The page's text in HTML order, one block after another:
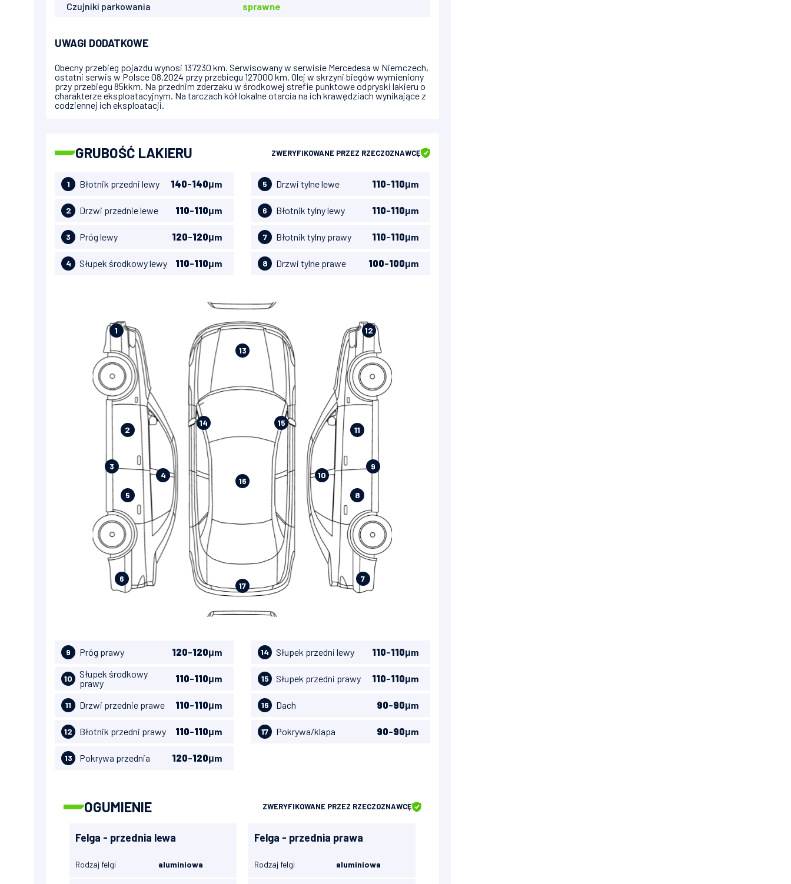
Czujniki parkowania
sprawne
UWAGI DODATKOWE
Obecny przebieg pojazdu wynosi 137230 km. Serwisowany w serwisie Mercedesa w Niemczech,
ostatni serwis w Polsce 08.2024 przy przebiegu 127000 km. Olej w skrzyni biegów wymieniony
przy przebiegu 85kkm. Na przednim zderzaku w środkowej strefie punktowe odpryski lakieru o
charakterze eksploatacyjnym. Na tarczach kół lokalne otarcia na ich krawędziach wynikające z
codziennej ich eksploatacji.
GRUBOŚĆ LAKIERU ZWERYFIKOWANE PRZEZ RZECZOZNAWCĘ
1 Błotnik przedni lewy 140-140μm
2 Drzwi przednie lewe 110-110μm
3 Próg lewy 120-120μm
4 Słupek środkowy lewy 110-110μm
5 Drzwi tylne lewe 110-110μm
6 Błotnik tylny lewy 110-110μm
7 Błotnik tylny prawy 110-110μm
8 Drzwi tylne prawe 100-100μm
1
2
3
4
5
6 7
8
9
10
11
12
13
14 15
16
17
9 Próg prawy 120-120μm
10
Słupek środkowy
prawy
110-110μm
11 Drzwi przednie prawe 110-110μm
12 Błotnik przedni prawy 110-110μm
13 Pokrywa przednia 120-120μm
14 Słupek przedni lewy 110-110μm
15 Słupek przedni prawy 110-110μm
16 Dach 90-90μm
17 Pokrywa/klapa 90-90μm
OGUMIENIE ZWERYFIKOWANE PRZEZ RZECZOZNAWCĘ
Felga - przednia lewa
Rodzaj felgi aluminiowa
Felga - przednia prawa
Rodzaj felgi aluminiowa